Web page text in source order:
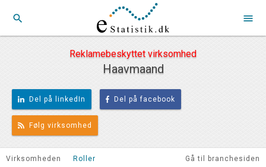
search menu
Reklamebeskyttet virksomhed
Haavmaand
Del på linkedIn Del på facebook
Følg virksomhed
Virksomheden Roller Gå til branchesiden